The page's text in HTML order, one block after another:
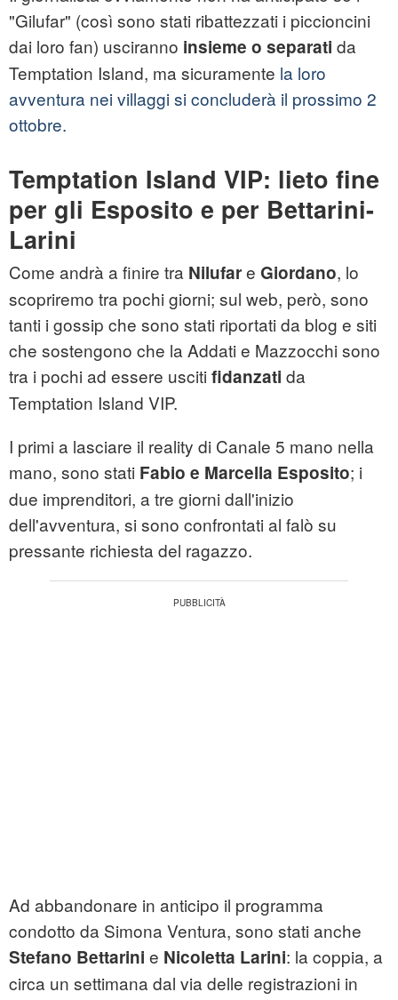
"Gilufar" (così sono stati ribattezzati i piccioncini
dai loro fan) usciranno insieme o separati da
Temptation Island, ma sicuramente la loro
avventura nei villaggi si concluderà il prossimo 2
ottobre.
Temptation Island VIP: lieto fine
per gli Esposito e per Bettarini-
Larini
Come andrà a finire tra Nilufare Giordano, lo
scopriremo tra pochi giorni; sul web, però, sono
tanti i gossip che sono stati riportati da blog e siti
che sostengono che la Addati e Mazzocchi sono
tra i pochi ad essere usciti fidanzati da
Temptation Island VIP.
I primi a lasciare il reality di Canale 5 mano nella
mano, sono stati Fabio e Marcella Esposito; i
due imprenditori, a tre giorni dall'inizio
dell'avventura, si sono confrontati al falò su
pressante richiesta del ragazzo.
Ad abbandonare in anticipo il programma
condotto da Simona Ventura, sono stati anche
Stefano Bettarini e Nicoletta Larini: la coppia, a
circa un settimana dal via delle registrazioni in